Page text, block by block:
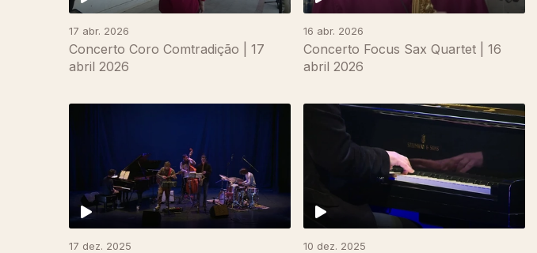
17 abr. 2026
Concerto Coro Comtradição | 17
abril 2026
16 abr. 2026
Concerto Focus Sax Quartet | 16
abril 2026
17 dez. 2025 10 dez. 2025